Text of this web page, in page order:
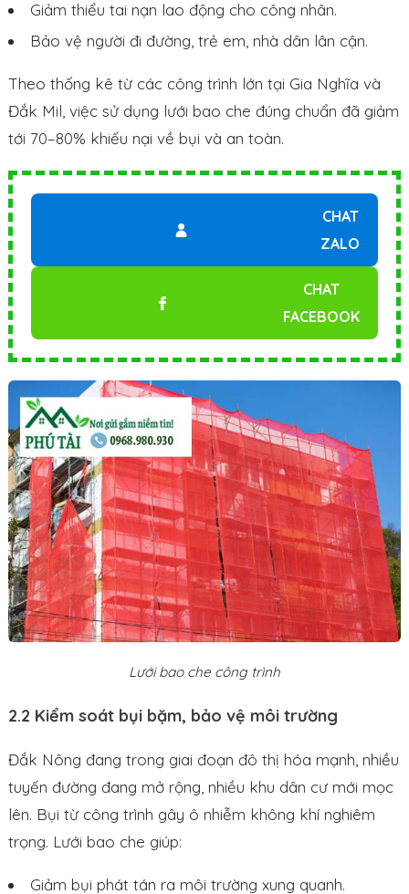
Giảm thiểu tai nạn lao động cho công nhân.
Bảo vệ người đi đường, trẻ em, nhà dân lân cận.
Theo thống kê từ các công trình lớn tại Gia Nghĩa và
Đắk Mil, việc sử dụng lưới bao che đúng chuẩn đã giảm
tới 70–80% khiếu nại về bụi và an toàn.
CHAT
ZALO
CHAT
FACEBOOK
Lưới bao che công trình
2.2 Kiểm soát bụi bặm, bảo vệ môi trường
Đắk Nông đang trong giai đoạn đô thị hóa mạnh, nhiều
tuyến đường đang mở rộng, nhiều khu dân cư mới mọc
lên. Bụi từ công trình gây ô nhiễm không khí nghiêm
trọng. Lưới bao che giúp:
Giảm bụi phát tán ra môi trường xung quanh.